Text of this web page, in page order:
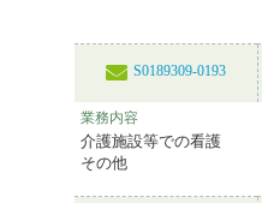
S0189309-0193
業務内容
介護施設等での看護
その他